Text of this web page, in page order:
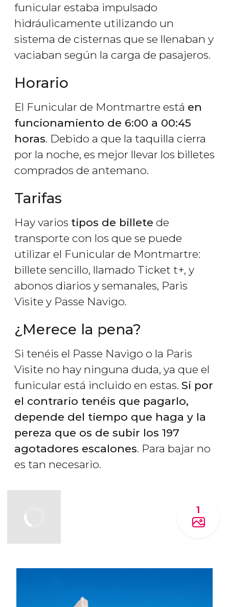
funicular estaba impulsado
hidráulicamente utilizando un
sistema de cisternas que se llenaban y
vaciaban según la carga de pasajeros.
Horario
El Funicular de Montmartre está en
funcionamiento de 6:00 a 00:45
horas. Debido a que la taquilla cierra
por la noche, es mejor llevar los billetes
comprados de antemano.
Tarifas
Hay varios tipos de billete de
transporte con los que se puede
utilizar el Funicular de Montmartre:
billete sencillo, llamado Ticket t+, y
abonos diarios y semanales, Paris
Visite y Passe Navigo.
¿Merece la pena?
Si tenéis el Passe Navigo o la Paris
Visite no hay ninguna duda, ya que el
funicular está incluido en estas. Si por
el contrario tenéis que pagarlo,
depende del tiempo que haga y la
pereza que os de subir los 197
agotadores escalones. Para bajar no
es tan necesario.
1